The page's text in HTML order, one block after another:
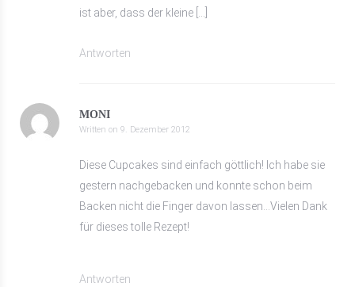
ist aber, dass der kleine […]
Antworten
MONI
Written on 9. Dezember 2012
Diese Cupcakes sind einfach göttlich! Ich habe sie
gestern nachgebacken und konnte schon beim
Backen nicht die Finger davon lassen…Vielen Dank
für dieses tolle Rezept!
Antworten